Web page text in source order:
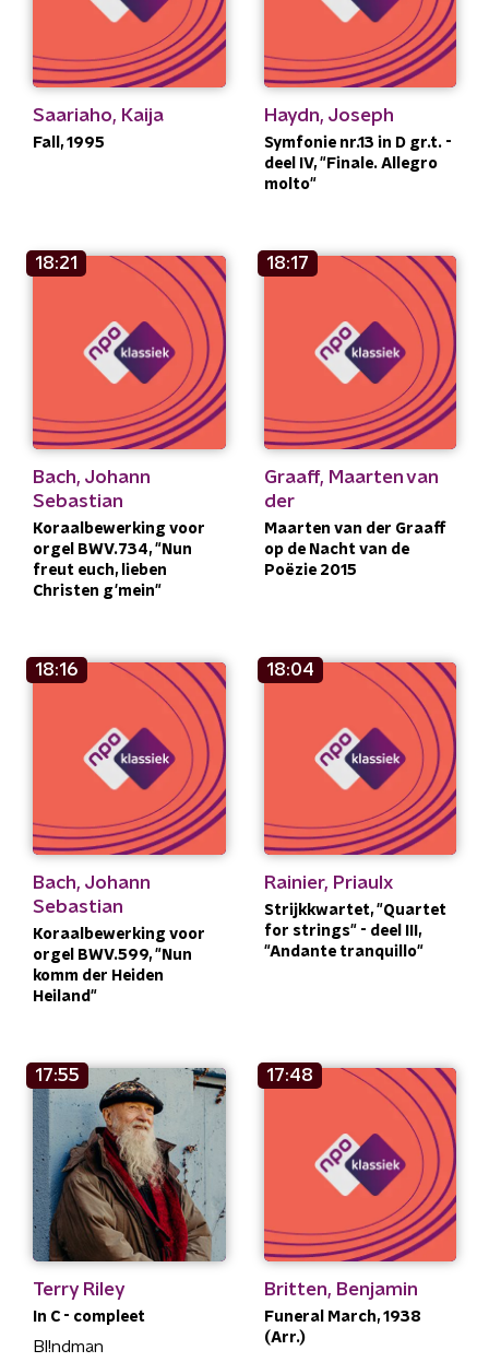
Saariaho, Kaija
Fall, 1995
Haydn, Joseph
Symfonie nr.13 in D gr.t. -
deel IV, "Finale. Allegro
molto"
18:21
Bach, Johann
Sebastian
Koraalbewerking voor
orgel BWV.734, "Nun
freut euch, lieben
Christen g'mein"
18:17
Graaff, Maarten van
der
Maarten van der Graaff
op de Nacht van de
Poëzie 2015
18:16
Bach, Johann
Sebastian
Koraalbewerking voor
orgel BWV.599, "Nun
komm der Heiden
Heiland"
18:04
Rainier, Priaulx
Strijkkwartet, "Quartet
for strings" - deel III,
"Andante tranquillo"
17:55
Terry Riley
In C - compleet
Bl!ndman
17:48
Britten, Benjamin
Funeral March, 1938
(Arr.)